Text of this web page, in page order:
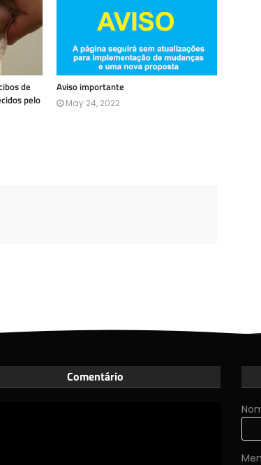
de
pelo
Aviso importante
May 24, 2022
Comentário